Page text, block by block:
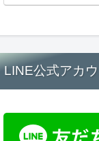
LINE公式アカウ